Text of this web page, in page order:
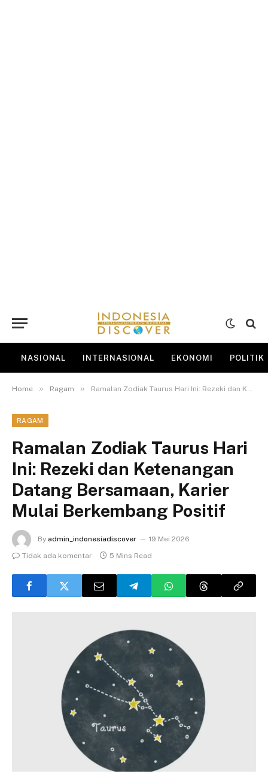
NASIONAL INTERNASIONAL EKONOMI POLITIK
Home » Ragam » Ramalan Zodiak Taurus Hari Ini: Rezeki dan Ketenangan Datang Bersamaan, Karier Mulai Berkembang Positif
RAGAM
Ramalan Zodiak Taurus Hari
Ini: Rezeki dan Ketenangan
Datang Bersamaan, Karier
Mulai Berkembang Positif
By admin_indonesiadiscover
19 Mei 2026
Tidak ada komentar
5 Mins Read